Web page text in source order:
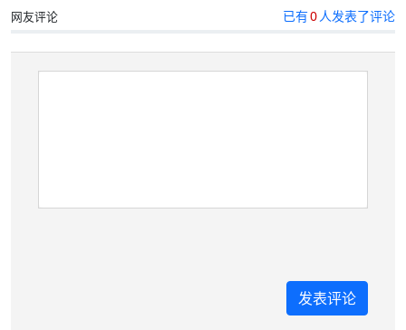
网友评论 已有0 人发表了评论